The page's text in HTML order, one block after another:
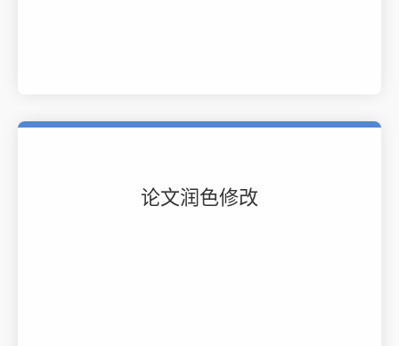
论文润色修改